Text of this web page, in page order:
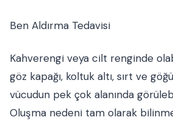
Ben Aldırma Tedavisi
Kahverengi veya cilt renginde
göz kapağı, koltuk altı, sırt ve
vücudun pek çok alanında
Oluşma nedeni tam olarak